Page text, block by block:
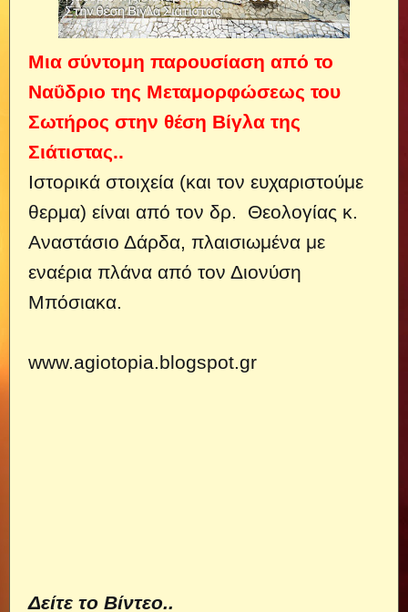
Μια σύντομη παρουσίαση από το
Ναΰδριο της Μεταμορφώσεως του
Σωτήρος στην θέση Βίγλα της
Σιάτιστας..
Ιστορικά στοιχεία (και τον ευχαριστούμε
θερμα) είναι από τον δρ. Θεολογίας κ.
Αναστάσιο Δάρδα, πλαισιωμένα με
εναέρια πλάνα από τον Διονύση
Μπόσιακα.
www.agiotopia.blogspot.gr
Δείτε το Βίντεο..